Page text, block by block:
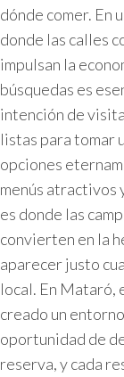
dónde comer. En
donde las calles
impulsan la
búsquedas es
intención de
listas para tomar
opciones
menús atractivos
es donde las
convierten en la
aparecer justo
local. En Mataró,
creado un
oportunidad de
reserva, y cada